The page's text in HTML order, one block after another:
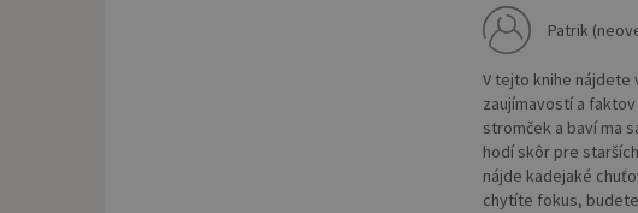
Patrik
V tejto knihe nájdete
zaujímavostí a
stromček a baví ma
hodí skôr pre
nájde kadejaké
chytíte fokus,